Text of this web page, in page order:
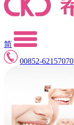
简
00852-62157070